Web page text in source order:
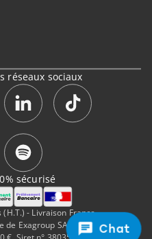
Chat
réseaux sociaux
- Livraison France
Exagroup SAS, a Cimpress
sécurisé